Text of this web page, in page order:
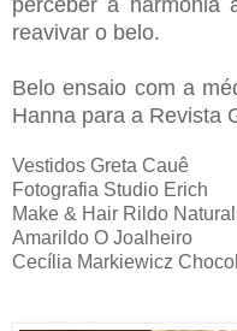
perceber a harmonia
reavivar o belo.
Belo ensaio com a
Hanna para a Revista
Vestidos Greta Cauê
Fotografia Studio Erich
Make & Hair Rildo
Amarildo O Joalheiro
Cecília Markiewicz